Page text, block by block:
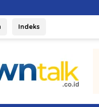
Kejari Karimun
Indeks